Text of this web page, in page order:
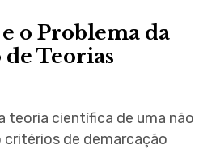
o Problema da
Teorias
teoria científica de uma não
de demarcação